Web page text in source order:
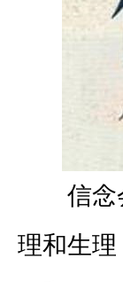
信念会
理和生